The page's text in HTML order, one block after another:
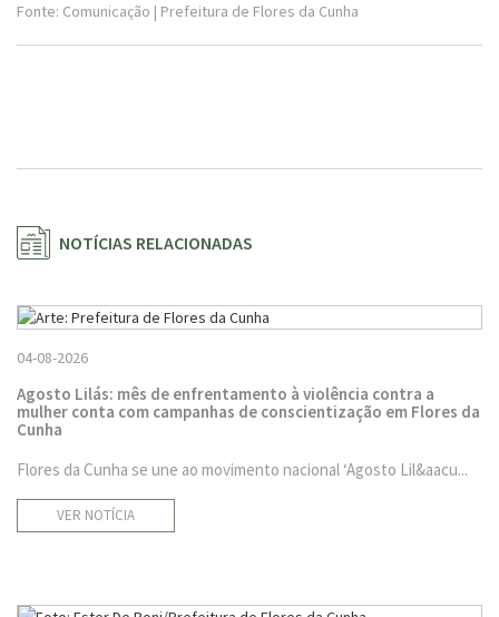
Fonte: Comunicação | Prefeitura de Flores da Cunha
NOTÍCIAS RELACIONADAS
04-08-2026
Agosto Lilás: mês de enfrentamento à violência contra a
mulher conta com campanhas de conscientização em Flores da
Cunha
Flores da Cunha se une ao movimento nacional ‘Agosto Lil&aacu...
VER NOTÍCIA